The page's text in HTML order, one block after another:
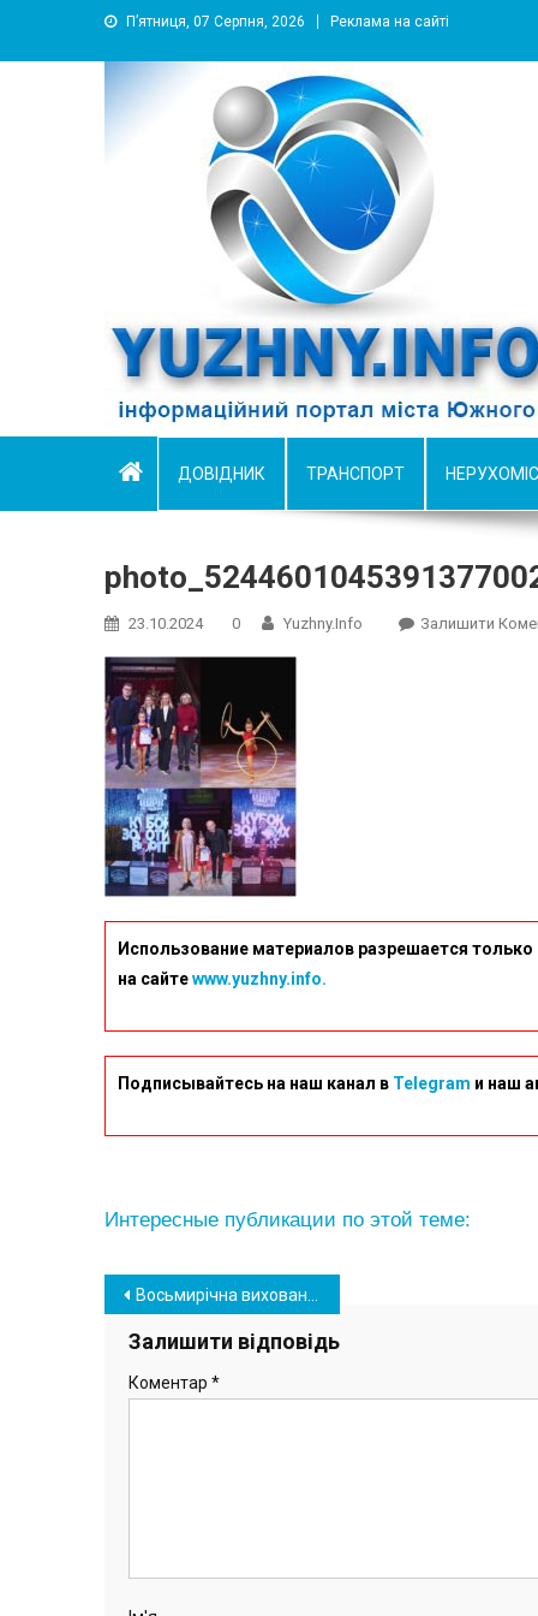
П’ятниця, 07 Серпня, 2026 Реклама на сайті
YUZHNY.INFO
информационный портал города Южный
ДОВІДНИК ТРАНСПОРТ
23.10.2024 0 Yuzhny.info Залишити
Использование материалов разрешается
на сайтеwww.yuzhny.info.
Подписывайтесь на наш канал в Telegram и наш
Интересные публикации по этой теме:
Навігація
записів
Восьмирічна вихованка циркової студії “Каскад” МПК “Дружба” Софія Орлик здобула Гран-прі Всеукраїнському фестивалі-конкурсі “Кубок золотих воріт”.
Залишити відповідь
Коментар *